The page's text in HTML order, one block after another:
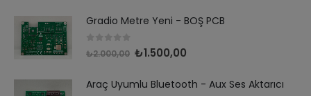
Gradio Metre Yeni - BOŞ PCB
out of 5
₺2.000,00 ₺1.500,00
Araç Uyumlu Bluetooth - Aux Ses Aktarıcı